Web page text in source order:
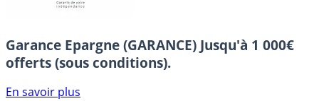
Garance Epargne (GARANCE) Jusqu'à 1 000€
offerts (sous conditions).
En savoir plus